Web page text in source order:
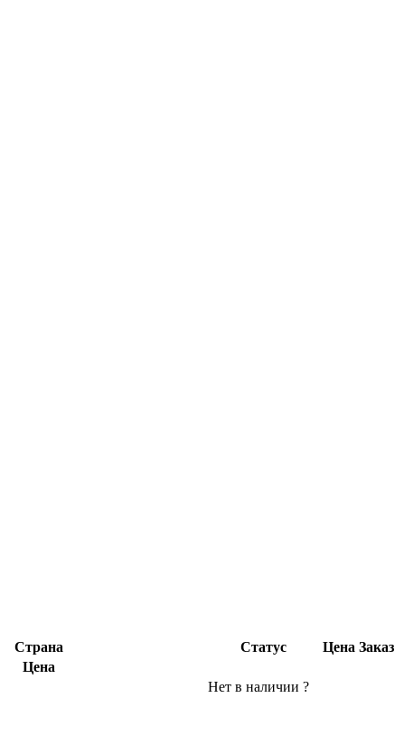
Страна Статус Цена Заказ
Цена
Нет в наличии ?